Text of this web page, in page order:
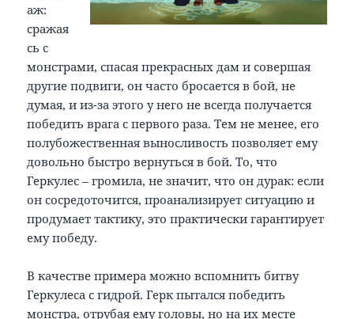
аж:
сражая
сь с
монстрами, спасая прекрасных дам и совершая
другие подвиги, он часто бросается в бой, не
думая, и из-за этого у него не всегда получается
победить врага с первого раза. Тем не менее, его
полубожественная выносливость позволяет ему
довольно быстро вернуться в бой. То, что
Геркулес – громила, не значит, что он дурак: если
он сосредоточится, проанализирует ситуацию и
продумает тактику, это практически гарантирует
ему победу.
В качестве примера можно вспомнить битву
Геркулеса с гидрой. Герк пытался победить
монстра, отрубая ему головы, но на их месте